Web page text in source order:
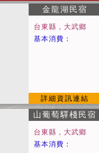
金龍湖民宿
台東縣，大武鄉
基本消費：
詳細資訊連結
山葡萄驛棧民宿
台東縣，大武鄉
基本消費：